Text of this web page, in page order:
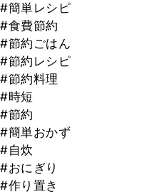
#簡単レシピ
#食費節約
#節約ごはん
#節約レシピ
#節約料理
#時短
#節約
#簡単おかず
#自炊
#おにぎり
#作り置き